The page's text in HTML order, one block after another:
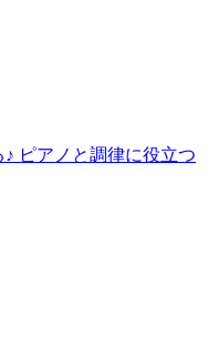
ピアノと調律に役立つ